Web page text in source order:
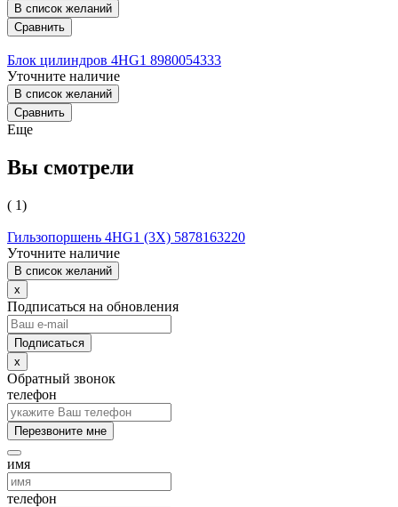
В список желаний
Сравнить
Блок цилиндров 4HG1 8980054333
Уточните наличие
В список желаний
Сравнить
Еще
Вы смотрели
( 1)
Гильзопоршень 4HG1 (3Х) 5878163220
Уточните наличие
В список желаний
x
Подписаться на обновления
x
Обратный звонок
телефон
Перезвоните мне
имя
телефон